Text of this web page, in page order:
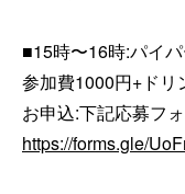
■15時〜16時:パイ
参加費1000円+ドリ
https://forms.gle/